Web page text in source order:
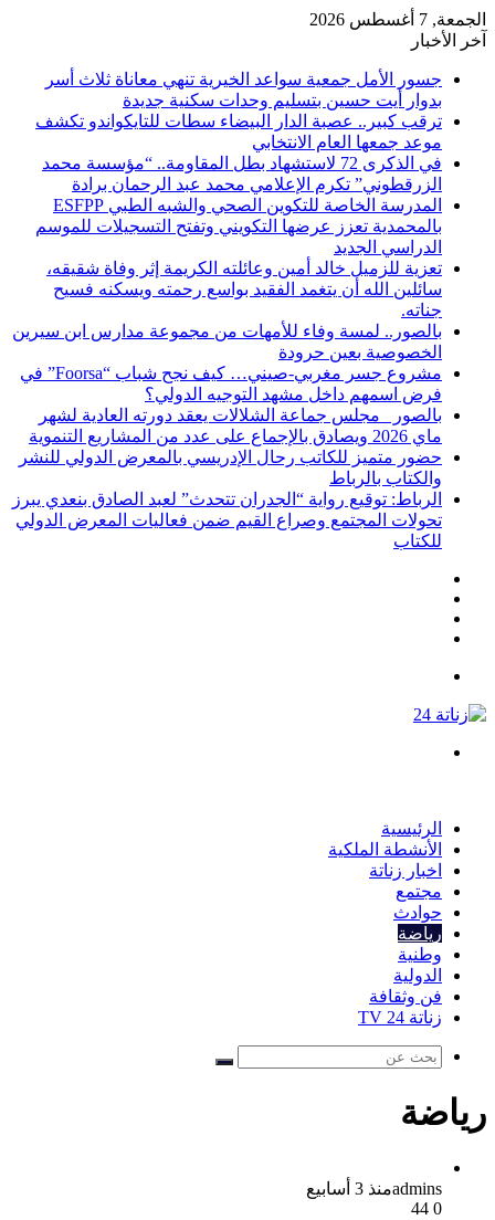
الجمعة, 7 أغسطس 2026
آخر الأخبار
​جسور الأمل جمعية سواعد الخيرية تنهي معاناة ثلاث أسر
بدوار أيت حسين بتسليم وحدات سكنية جديدة
ترقب كبير.. عصبة الدار البيضاء سطات للتايكواندو تكشف
موعد جمعها العام الانتخابي
في الذكرى 72 لاستشهاد بطل المقاومة.. “مؤسسة محمد
الزرقطوني” تكرم الإعلامي محمد عبد الرحمان برادة
المدرسة الخاصة للتكوين الصحي والشبه الطبي ESFPP
بالمحمدية تعزز عرضها التكويني وتفتح التسجيلات للموسم
الدراسي الجديد
تعزية للزميل خالد أمين وعائلته الكريمة إثر وفاة شقيقه،
سائلين الله أن يتغمد الفقيد بواسع رحمته ويسكنه فسيح
جناته.
بالصور.. لمسة وفاء للأمهات من مجموعة مدارس ابن سيرين
الخصوصية بعين حرودة
مشروع جسر مغربي-صيني… كيف نجح شباب “Foorsa” في
فرض اسمهم داخل مشهد التوجيه الدولي؟
بالصور _مجلس جماعة الشلالات يعقد دورته العادية لشهر
ماي 2026 ويصادق بالإجماع على عدد من المشاريع التنموية
حضور متميز للكاتب رحال الإدريسي بالمعرض الدولي للنشر
والكتاب بالرباط
الرباط: توقيع رواية “الجدران تتحدث” لعبد الصادق بنعدي يبرز
تحولات المجتمع وصراع القيم ضمن فعاليات المعرض الدولي
للكتاب
الرئيسية
الأنشطة الملكية
اخبار زناتة
مجتمع
حوادث
رياضة
وطنية
الدولية
فن وثقافة
زناتة 24 TV
بحث
رياضة
adminsمنذ 3 أسابيع
0